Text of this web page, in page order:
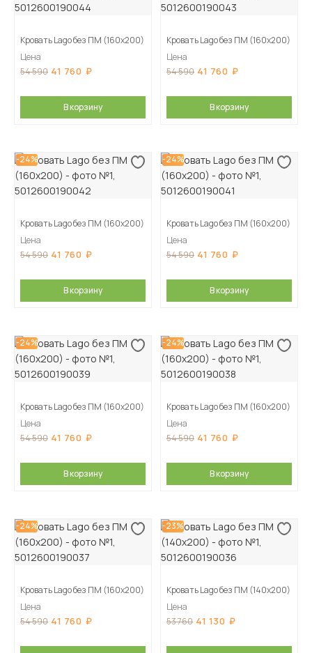
Кровать Lago без ПМ (160х200)
Цена
54 590 41 760
В корзину
Кровать Lago без ПМ (160х200)
Цена
54 590 41 760
В корзину
-24%
Кровать Lago без ПМ (160х200)
Цена
54 590 41 760
В корзину
-24%
Кровать Lago без ПМ (160х200)
Цена
54 590 41 760
В корзину
-24%
Кровать Lago без ПМ (160х200)
Цена
54 590 41 760
В корзину
-24%
Кровать Lago без ПМ (160х200)
Цена
54 590 41 760
В корзину
-24%
Кровать Lago без ПМ (160х200)
Цена
54 590 41 760
-23%
Кровать Lago без ПМ (140х200)
Цена
53 760 41 130